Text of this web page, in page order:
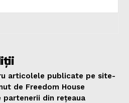
articolele publicate pe site-
de Freedom House
partenerii din rețeaua